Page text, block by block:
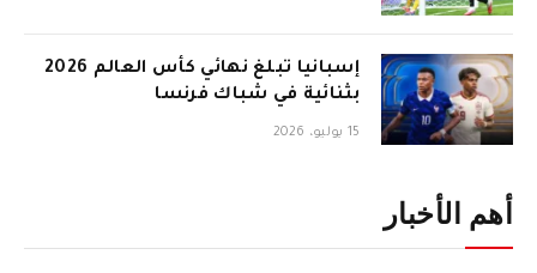
إسبانيا تبلغ نهائي كأس العالم 2026
بثنائية في شباك فرنسا
15 يوليو، 2026
أهم الأخبار